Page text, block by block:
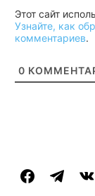
Этот сайт
Узнайте, как
комментариев.
0
facebooktelegram